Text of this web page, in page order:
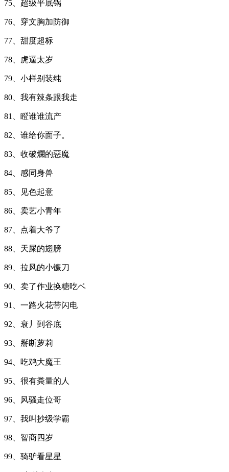
75、超级平底锅
76、穿文胸加防御
77、甜度超标
78、虎逼太岁
79、小样别装纯
80、我有辣条跟我走
81、瞪谁谁流产
82、谁给你面子。
83、收破爛的惡魔
84、感同身兽
85、见色起意
86、卖艺小青年
87、点着大爷了
88、天屎的翅膀
89、拉风的小镰刀
90、卖了作业换糖吃ベ
91、一路火花带闪电
92、衰丿到谷底
93、掰断萝莉
94、吃鸡大魔王
95、很有粪量的人
96、风骚走位哥
97、我叫抄级学霸
98、智商四岁
99、骑驴看星星